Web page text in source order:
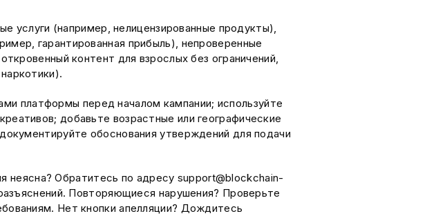
услуги (например, нелицензированные продукты),
гарантированная прибыль), непроверенные
контент для взрослых без ограничений,
платформы перед началом кампании; используйте
добавьте возрастные или географические
обоснования утверждений для подачи
неясна? Обратитесь по адресу support@blockchain-
Повторяющиеся нарушения? Проверьте
Нет кнопки апелляции? Дождитесь